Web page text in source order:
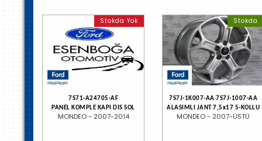
Stokda Yok
7S71-A24705-AF
PANEL KOMPLE KAPI DIS SOL
MONDEO - 2007-2014
Stokda
7S7J-1K007-AA 7S7J-1007-AA
ALASIMLI JANT 7,5x17 5-KOLLU
MONDEO - 2007-ÜSTÜ